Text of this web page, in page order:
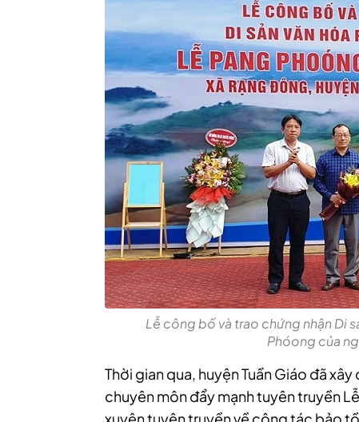
Lễ công bố và trao chứng nhận Di
Phóong của
Thời gian qua, huyện Tuần Giáo đã
chuyên môn đẩy mạnh tuyên truyền